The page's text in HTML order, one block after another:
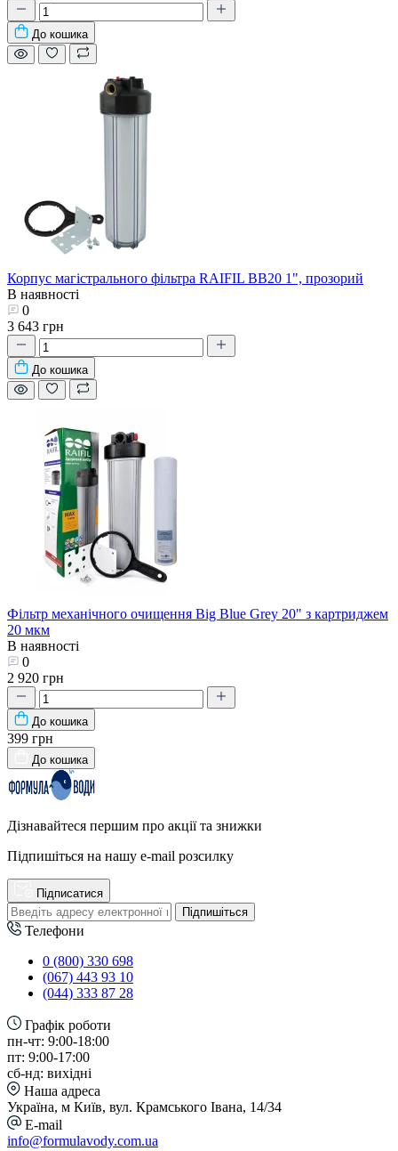
До кошика
Корпус магістрального фільтра RAIFIL BB20 1", прозорий
В наявності
0
3 643 грн
До кошика
Фільтр механічного очищення Big Blue Grey 20" з картриджем
20 мкм
В наявності
0
2 920 грн
До кошика
399 грн
До кошика
Дізнавайтеся першим про акції та знижки
Підпишіться на нашу e-mail розсилку
Підписатися
Підпишіться
Телефони
0 (800) 330 698
(067) 443 93 10
(044) 333 87 28
Графік роботи
пн-чт: 9:00-18:00
пт: 9:00-17:00
сб-нд: вихідні
Наша адреса
Україна, м Київ, вул. Крамського Івана, 14/34
E-mail
info@formulavody.com.ua